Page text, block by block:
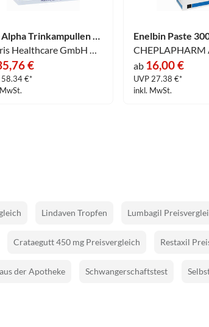
Ch- Alpha Trinkampullen 30 Stück
Quiris Healthcare GmbH & Co. KG
€
58.34 €*
Enelbin Paste
ab 16,00 €
UVP 27.38 €*
inkl. MwSt.
Lindaven Tropfen Lumbagil
Crataegutt 450 mg Preisvergleich Restaxil
der Apotheke Schwangerschaftstest